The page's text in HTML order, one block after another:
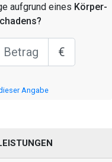
aufgrund eines Körper-
€
Angabe